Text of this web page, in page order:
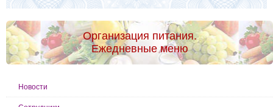
Организация питания.
Ежедневные меню
Новости